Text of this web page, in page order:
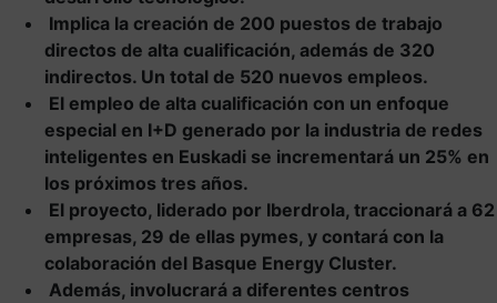
Implica la creación de 200 puestos de trabajo
directos de alta cualificación, además de 320
indirectos. Un total de 520 nuevos empleos.
El empleo de alta cualificación con un enfoque
especial en I+D generado por la industria de redes
inteligentes en Euskadi se incrementará un 25% en
los próximos tres años.
El proyecto, liderado por Iberdrola, traccionará a 62
empresas, 29 de ellas pymes, y contará con la
colaboración del Basque Energy Cluster.
Además, involucrará a diferentes centros